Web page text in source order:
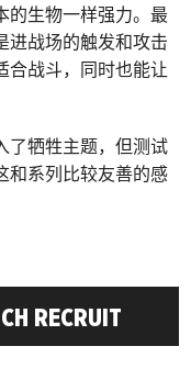
的生物一样强力。最
进战场的触发和攻击
合战斗，同时也能让
了牺牲主题，但测试
和系列比较友善的感
RECRUIT